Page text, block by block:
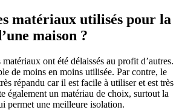
matériaux utilisés pour la
maison ?
ont été délaissés au profit d’autres.
de moins en moins utilisée. Par contre, le
répandu car il est facile à utiliser et est très
également un matériau de choix, surtout la
permet une meilleure isolation.